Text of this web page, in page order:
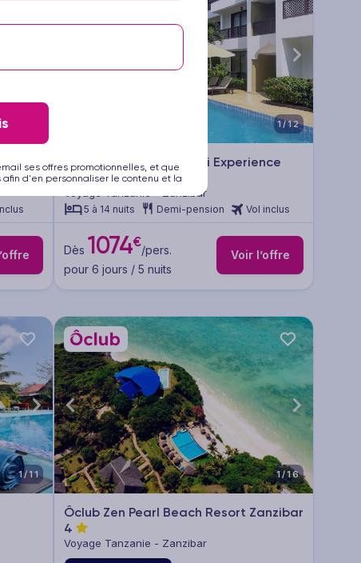
1/12
Hôtel AHG Hisia Nungwi Experience
4
Voyage Tanzanie - Zanzibar
5 à 14 nuits Demi-pension Vol inclus
Dès 1074€/pers.
pour 6 jours / 5 nuits
Voir l’offre
1/11 1/16
Ôclub Zen Pearl Beach Resort Zanzibar
4
Voyage Tanzanie - Zanzibar
ses offres promotionnelles, et que
d'en personnaliser le contenu et la